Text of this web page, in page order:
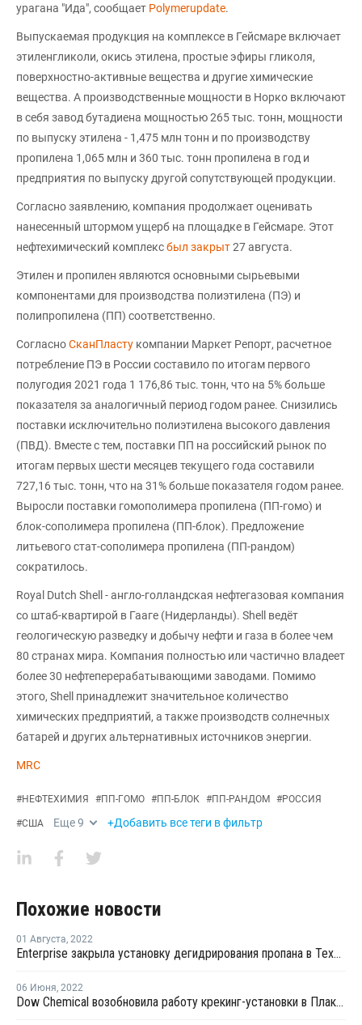
урагана "Ида", сообщает Polymerupdate.
Выпускаемая продукция на комплексе в Гейсмаре включает
этиленгликоли, окись этилена, простые эфиры гликоля,
поверхностно-активные вещества и другие химические
вещества. А производственные мощности в Норко включают
в себя завод бутадиена мощностью 265 тыс. тонн, мощности
по выпуску этилена - 1,475 млн тонн и по производству
пропилена 1,065 млн и 360 тыс. тонн пропилена в год и
предприятия по выпуску другой сопутствующей продукции.
Согласно заявлению, компания продолжает оценивать
нанесенный штормом ущерб на площадке в Гейсмаре. Этот
нефтехимический комплексбыл закрыт27 августа.
Этилен и пропилен являются основными сырьевыми
компонентами для производства полиэтилена (ПЭ) и
полипропилена (ПП) соответственно.
СогласноСканПласту компании Маркет Репорт, расчетное
потребление ПЭ в России составило по итогам первого
полугодия 2021 года 1 176,86 тыс. тонн, что на 5% больше
показателя за аналогичный период годом ранее. Снизились
поставки исключительно полиэтилена высокого давления
(ПВД). Вместе с тем, поставки ПП на российский рынок по
итогам первых шести месяцев текущего года составили
727,16 тыс. тонн, что на 31% больше показателя годом ранее.
Выросли поставки гомополимера пропилена (ПП-гомо) и
блок-сополимера пропилена (ПП-блок). Предложение
литьевого стат-сополимера пропилена (ПП-рандом)
сократилось.
Royal Dutch Shell - англо-голландская нефтегазовая компания
со штаб-квартирой в Гааге (Нидерланды). Shell ведёт
геологическую разведку и добычу нефти и газа в более чем
80 странах мира. Компания полностью или частично владеет
более 30 нефтеперерабатывающими заводами. Помимо
этого, Shell принадлежит значительное количество
химических предприятий, а также производств солнечных
батарей и других альтернативных источников энергии.
MRC
#НЕФТЕХИМИЯ #ПП-ГОМО #ПП-БЛОК #ПП-РАНДОМ #РОССИЯ
#США Еще9 +Добавить все теги в фильтр
Похожие новости
01 Августа, 2022
Enterprise закрыла установку дегидрирования пропана в Техасе на внеплановый ремонт
06 Июня, 2022
Dow Chemical возобновила работу крекинг-установки в Плакемине